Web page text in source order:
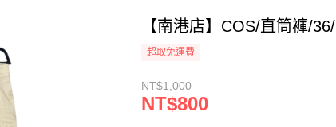
【南港店】COS/直筒褲/36/
超取免運費
NT$1,000
NT$800